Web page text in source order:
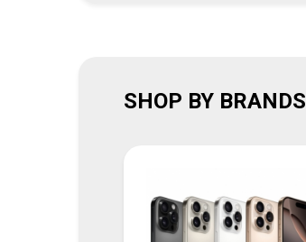
SHOP BY BRANDS